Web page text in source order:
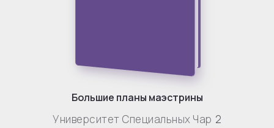
Большие планы маэстрины
Университет Специальных Чар 2